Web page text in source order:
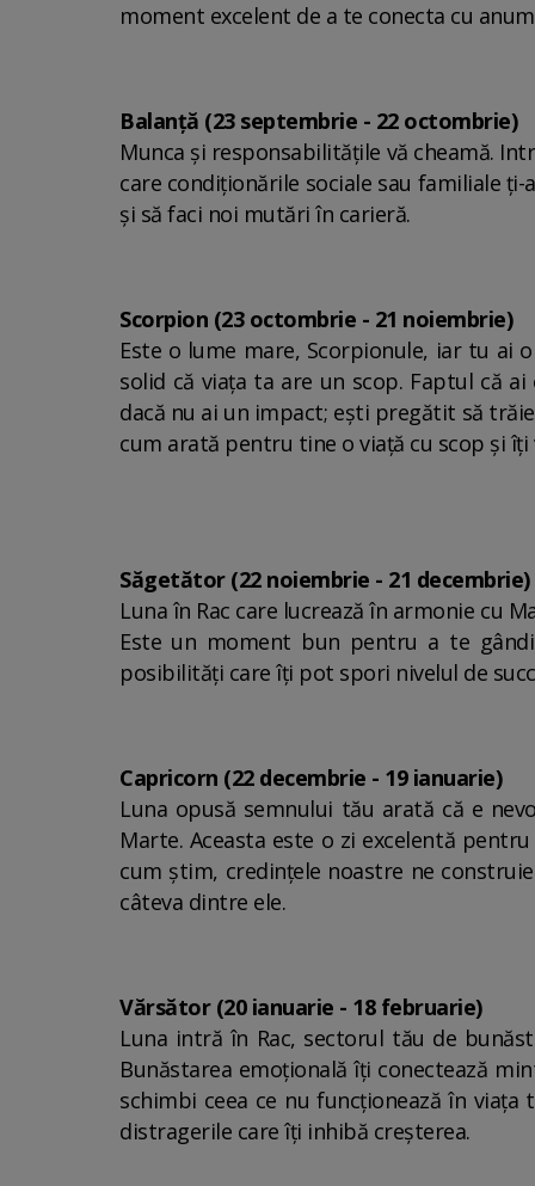
moment excelent de a te conecta cu
Balanță (23 septembrie - 22 octombrie)
Munca și responsabilitățile vă cheamă.
care condiționările sociale sau familiale
și să faci noi mutări în carieră.
Scorpion (23 octombrie - 21 noiembrie)
Este o lume mare, Scorpionule, iar tu ai
solid că viața ta are un scop. Faptul că
dacă nu ai un impact; ești pregătit să
cum arată pentru tine o viață cu scop și
Săgetător (22 noiembrie - 21 decembrie)
Luna în Rac care lucrează în armonie cu
Este un moment bun pentru a te
posibilități care îți pot spori nivelul de
Capricorn (22 decembrie - 19 ianuarie)
Luna opusă semnului tău arată că e
Marte. Aceasta este o zi excelentă
cum știm, credințele noastre ne
câteva dintre ele.
Vărsător (20 ianuarie - 18 februarie)
Luna intră în Rac, sectorul tău de
Bunăstarea emoțională îți conectează
schimbi ceea ce nu funcționează în
distragerile care îți inhibă creșterea.